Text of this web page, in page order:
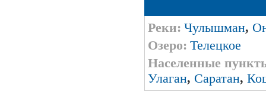
Pеки: Чулышман,
Озеро: Телецкое
Населенные
Улаган, Саратан,